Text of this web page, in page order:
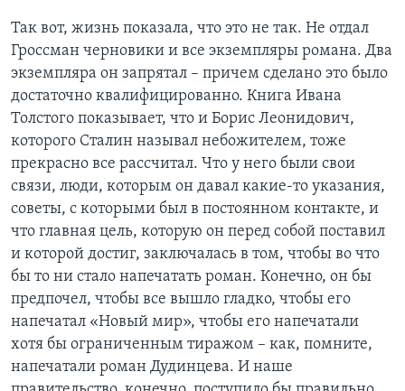
Так вот, жизнь показала, что это не так. Не отдал
Гроссман черновики и все экземпляры романа. Два
экземпляра он запрятал – причем сделано это было
достаточно квалифицированно. Книга Ивана
Толстого показывает, что и Борис Леонидович,
которого Сталин называл небожителем, тоже
прекрасно все рассчитал. Что у него были свои
связи, люди, которым он давал какие-то указания,
советы, с которыми был в постоянном контакте, и
что главная цель, которую он перед собой поставил
и которой достиг, заключалась в том, чтобы во что
бы то ни стало напечатать роман. Конечно, он бы
предпочел, чтобы все вышло гладко, чтобы его
напечатал «Новый мир», чтобы его напечатали
хотя бы ограниченным тиражом – как, помните,
напечатали роман Дудинцева. И наше